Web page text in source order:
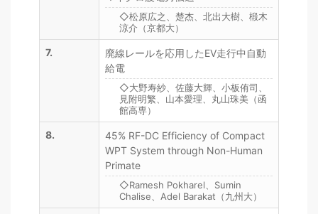
◇松原広之、楚杰、北出大樹、椴木
涼介（京都大）
7.
廃線レールを応用したEV走行中自動
給電
◇大野寿紗、佐藤大輝、小板侑司、
見附明繁、山本愛理、丸山珠美（函
館高専）
8.
45% RF-DC Efficiency of Compact
WPT System through Non-Human
Primate
◇Ramesh Pokharel、Sumin
Chalise、Adel Barakat（九州大）